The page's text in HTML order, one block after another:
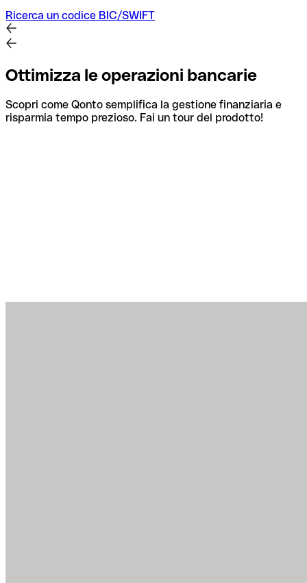
Ricerca un codice BIC/SWIFT
Ottimizza le operazioni bancarie
Scopri come Qonto semplifica la gestione finanziaria e
risparmia tempo prezioso. Fai un tour del prodotto!